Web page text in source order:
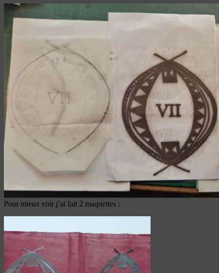
Pour mieux voir j’ai fait 2 maquettes :